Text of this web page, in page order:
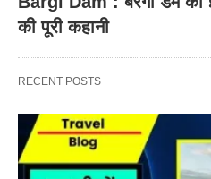
की पूरी कहानी
RECENT POSTS